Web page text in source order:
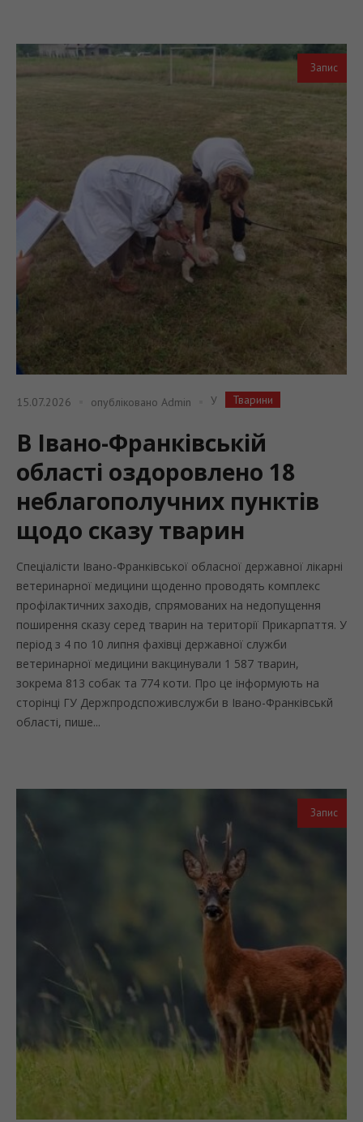
Запис
15.07.2026 опубліковано Admin У Тварини
В Івано-Франківській
області оздоровлено 18
неблагополучних пунктів
щодо сказу тварин
Спеціалісти Івано-Франківської обласної державної лікарні
ветеринарної медицини щоденно проводять комплекс
профілактичних заходів, спрямованих на недопущення
поширення сказу серед тварин на території Прикарпаття. У
період з 4 по 10 липня фахівці державної служби
ветеринарної медицини вакцинували 1 587 тварин,
зокрема 813 собак та 774 коти. Про це інформують на
сторінці ГУ Держпродспоживслужби в Івано-Франківськй
області, пише...
Запис